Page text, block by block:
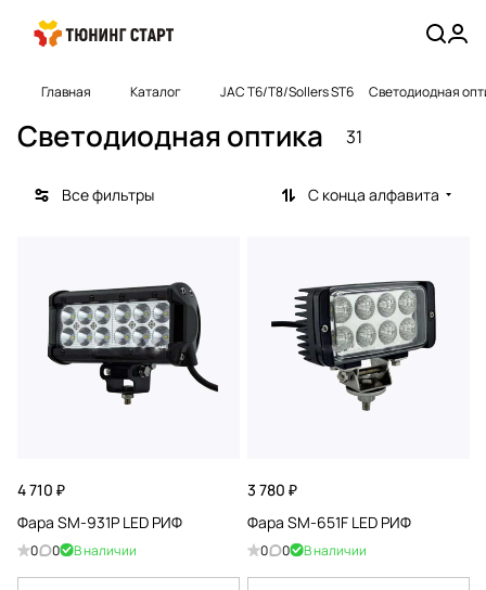
Главная Каталог JAC T6/T8/Sollers ST6 Светодиодная
Светодиодная оптика 31
Все фильтры С конца алфавита
4 710 ₽
Фара SM-931P LED РИФ
0 0 В наличии
3 780 ₽
Фара SM-651F LED РИФ
0 0 В наличии